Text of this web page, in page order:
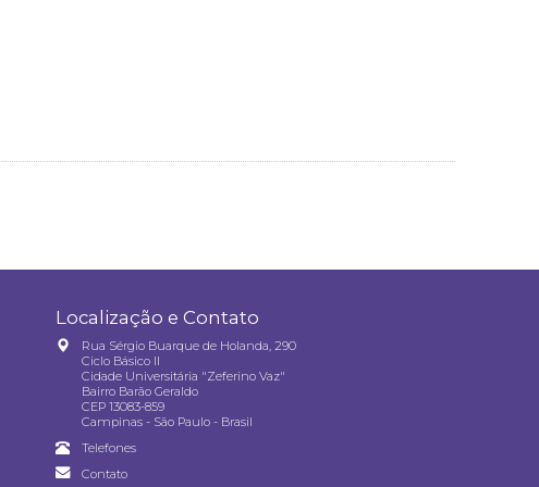
Localização e Contato
Rua Sérgio Buarque de Holanda, 290
Ciclo Básico II
Cidade Universitária "Zeferino Vaz"
Bairro Barão Geraldo
CEP 13083-859
Campinas - São Paulo - Brasil
Telefones
Contato